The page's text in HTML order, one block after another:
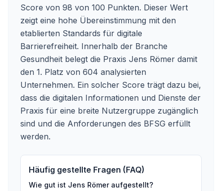
Score von 98 von 100 Punkten. Dieser Wert
zeigt eine hohe Übereinstimmung mit den
etablierten Standards für digitale
Barrierefreiheit. Innerhalb der Branche
Gesundheit belegt die Praxis Jens Römer damit
den 1. Platz von 604 analysierten
Unternehmen. Ein solcher Score trägt dazu bei,
dass die digitalen Informationen und Dienste der
Praxis für eine breite Nutzergruppe zugänglich
sind und die Anforderungen des BFSG erfüllt
werden.
Häufig gestellte Fragen (FAQ)
Wie gut ist Jens Römeraufgestellt?